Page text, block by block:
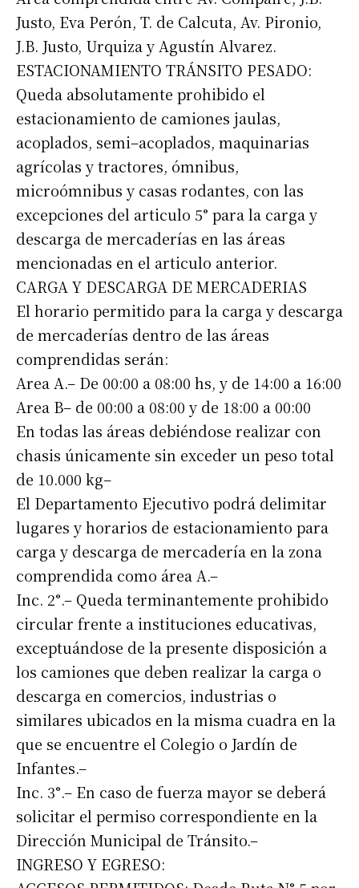
Justo, Eva Perón, T. de Calcuta, Av. Pironio,
J.B. Justo, Urquiza y Agustín Alvarez.
ESTACIONAMIENTO TRÁNSITO PESADO:
Queda absolutamente prohibido el
estacionamiento de camiones jaulas,
acoplados, semi–acoplados, maquinarias
agrícolas y tractores, ómnibus,
microómnibus y casas rodantes, con las
excepciones del articulo 5° para la carga y
descarga de mercaderías en las áreas
mencionadas en el articulo anterior.
CARGA Y DESCARGA DE MERCADERIAS
El horario permitido para la carga y descarga
de mercaderías dentro de las áreas
comprendidas serán:
Area A.– De 00:00 a 08:00 hs, y de 14:00 a 16:00
Area B– de 00:00 a 08:00 y de 18:00 a 00:00
En todas las áreas debiéndose realizar con
chasis únicamente sin exceder un peso total
de 10.000 kg–
El Departamento Ejecutivo podrá delimitar
lugares y horarios de estacionamiento para
carga y descarga de mercadería en la zona
comprendida como área A.–
Inc. 2°.– Queda terminantemente prohibido
circular frente a instituciones educativas,
exceptuándose de la presente disposición a
los camiones que deben realizar la carga o
descarga en comercios, industrias o
similares ubicados en la misma cuadra en la
que se encuentre el Colegio o Jardín de
Infantes.–
Inc. 3°.– En caso de fuerza mayor se deberá
solicitar el permiso correspondiente en la
Dirección Municipal de Tránsito.–
INGRESO Y EGRESO: